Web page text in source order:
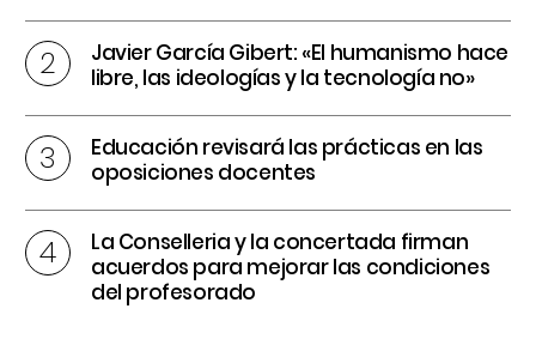
Javier García Gibert: «El humanismo hace
libre, las ideologías y la tecnología no»
Educación revisará las prácticas en las
oposiciones docentes
La Conselleria y la concertada firman
acuerdos para mejorar las condiciones
del profesorado